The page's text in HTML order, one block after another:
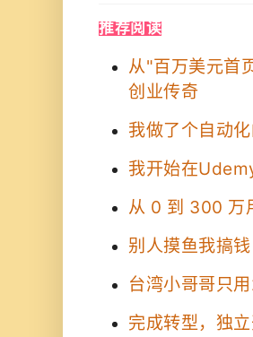
推荐阅读
从"百万美元首
创业传奇
我做了个自动
我开始在
从 0 到 300 万
别人摸鱼我搞
台湾小哥哥只
完成转型，独